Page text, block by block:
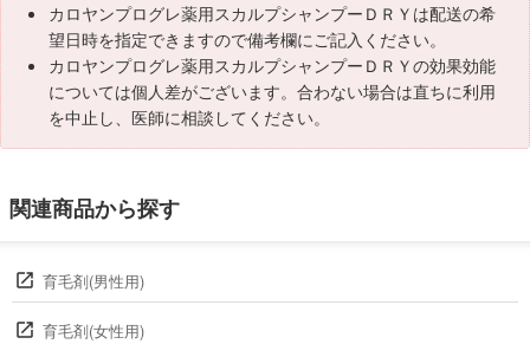
カロヤンプログレ薬用スカルプシャンプーＤＲＹは配送の希
望日時を指定できますので備考欄にご記入ください。
カロヤンプログレ薬用スカルプシャンプーＤＲＹの効果効能
については個人差がございます。合わない場合は直ちに利用
を中止し、医師に相談してください。
関連商品から探す
育毛剤(男性用)
育毛剤(女性用)